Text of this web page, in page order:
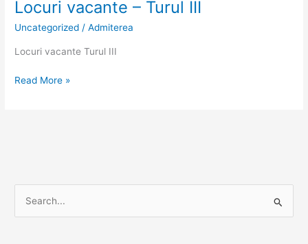
Locuri vacante – Turul III
Uncategorized /Admiterea
Locuri vacante Turul III
Locuri
–
Turul
Read More »